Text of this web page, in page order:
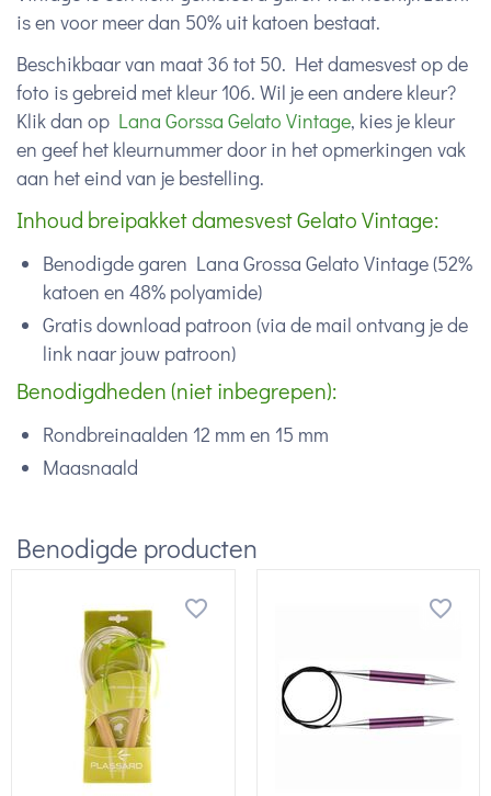
is en voor meer dan 50% uit katoen bestaat.
Beschikbaar van maat 36 tot 50. Het damesvest op de
foto is gebreid met kleur 106. Wil je een andere kleur?
Klik dan op Lana Gorssa Gelato Vintage, kies je kleur
en geef het kleurnummer door in het opmerkingen vak
aan het eind van je bestelling.
Inhoud breipakket damesvest Gelato Vintage:
Benodigde garen Lana Grossa Gelato Vintage (52%
katoen en 48% polyamide)
Gratis download patroon (via de mail ontvang je de
link naar jouw patroon)
Benodigdheden (niet inbegrepen):
Rondbreinaalden 12 mm en 15 mm
Maasnaald
Benodigde producten